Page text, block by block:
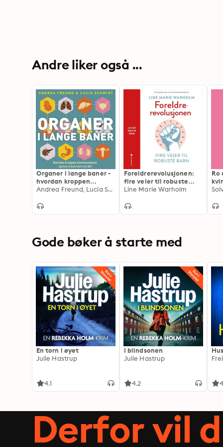
Andre liker også ...
Organer i lange baner -
hvordan kroppen
kommuniserer og hva vi
Andrea Freund, Lucia Schmidt
Foreldrerevolusjonen:
fire veier til robuste
barn
Line Marie Warholm
Ro
Gode bøker å starte med
En torn i øyet
Julie Hastrup
4.1
I blindsonen
Julie Hastrup
4.2
Derfor vil